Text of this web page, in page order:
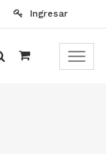
Ingresar
Menú